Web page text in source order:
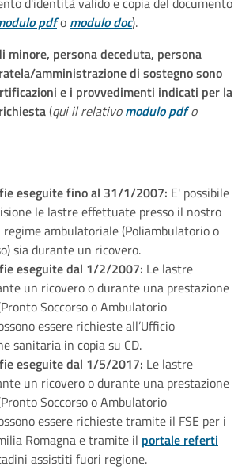
pdfo modulo doc).
minore, persona deceduta, persona
amministrazione di sostegno sono
e i provvedimenti indicati per la
(qui il relativomodulo pdfo
eseguite fino al 31/1/2007: E' possibile
le lastre effettuate presso il nostro
regime ambulatoriale (Poliambulatorio o
sia durante un ricovero.
eseguite dal 1/2/2007: Le lastre
un ricovero o durante una prestazione
Soccorso o Ambulatorio
essere richieste all’Ufficio
sanitaria in copia su CD.
eseguite dal 1/5/2017: Le lastre
un ricovero o durante una prestazione
Soccorso o Ambulatorio
essere richieste tramite il FSE per i
Romagna e tramite il portale referti
assistiti fuori regione.